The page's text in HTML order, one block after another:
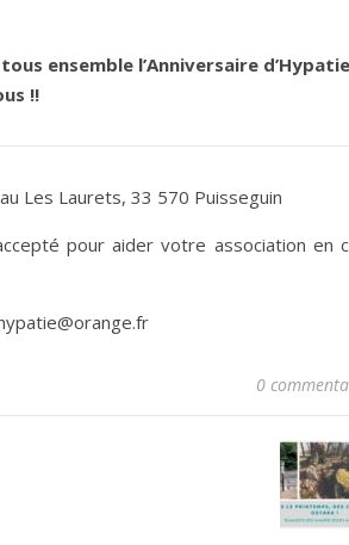
ensemble l’Anniversaire d’Hypatie
!!
Les Laurets, 33 570 Puisseguin
pour aider votre association en
0